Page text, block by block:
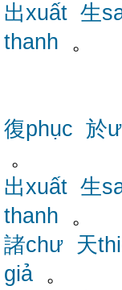
出xuất 生
thanh 。
復phục 於ư
。
出xuất 生
thanh 。
諸chư 天
giả 。